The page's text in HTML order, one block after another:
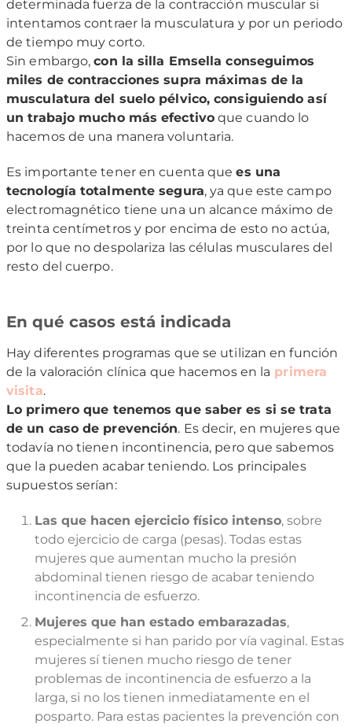
determinada fuerza de la contracción muscular si
intentamos contraer la musculatura y por un periodo
de tiempo muy corto.
Sin embargo,con la silla Emsella conseguimos
miles de contracciones supra máximas de la
musculatura del suelo pélvico, consiguiendo así
un trabajo mucho más efectivoque cuando lo
hacemos de una manera voluntaria.
Es importante tener en cuenta quees una
tecnología totalmente segura, ya que este campo
electromagnético tiene una un alcance máximo de
treinta centímetros y por encima de esto no actúa,
por lo que no despolariza las células musculares del
resto del cuerpo.
En qué casos está indicada
Hay diferentes programas que se utilizan en función
de la valoración clínica que hacemos en la primera
visita.
Lo primero que tenemos que saber es si se trata
de un caso de prevención. Es decir, en mujeres que
todavía no tienen incontinencia, pero que sabemos
que la pueden acabar teniendo. Los principales
supuestos serían:
Las que hacen ejercicio físico intenso, sobre
todo ejercicio de carga (pesas). Todas estas
mujeres que aumentan mucho la presión
abdominal tienen riesgo de acabar teniendo
incontinencia de esfuerzo.
Mujeres que han estado embarazadas,
especialmente si han parido por vía vaginal. Estas
mujeres sí tienen mucho riesgo de tener
problemas de incontinencia de esfuerzo a la
larga, si no los tienen inmediatamente en el
posparto. Para estas pacientes la prevención con